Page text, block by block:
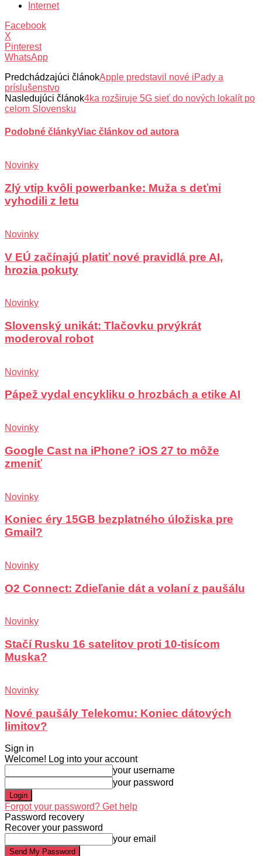
Internet
Facebook
X
Pinterest
WhatsApp
Predchádzajúci článokApple predstavil nové iPady a
príslušenstvo
Nasledujúci článok4ka rozširuje 5G sieť do nových lokalít po
celom Slovensku
Podobné článkyViac článkov od autora
Novinky
Zlý vtip kvôli powerbanke: Muža s deťmi
vyhodili z letu
Novinky
V EÚ začínajú platiť nové pravidlá pre AI,
hrozia pokuty
Novinky
Slovenský unikát: Tlačovku prvýkrát
moderoval robot
Novinky
Pápež vydal encykliku o hrozbách a etike AI
Novinky
Google Cast na iPhone? iOS 27 to môže
zmeniť
Novinky
Koniec éry 15GB bezplatného úložiska pre
Gmail?
Novinky
O2 Connect: Zdieľanie dát a volaní z paušálu
Novinky
Stačí Rusku 16 satelitov proti 10-tisícom
Muska?
Novinky
Nové paušály Telekomu: Koniec dátových
limitov?
Sign in
Welcome! Log into your account
your username
your password
Forgot your password? Get help
Password recovery
Recover your password
your email